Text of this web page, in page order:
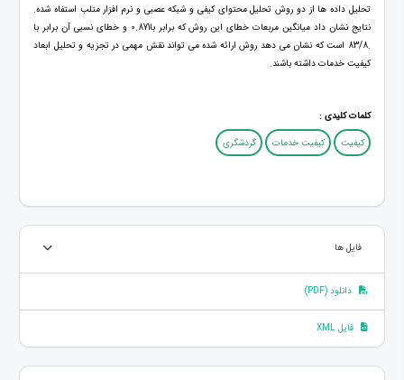
تحلیل داده ها از دو روش تحلیل محتوای کیفی و شبکه عصبی و نرم افزار متلب استفاه شده.
نتایج نشان داد میانگین مربعات خطای این روش که برابر با0.871 و خطای نسبی آن برابر با
.83/8 است که نشان می دهد روش ارائه شده می تواند نقش مهمی در تجزیه و تحلیل ابعاد
کیفیت خدمات داشته باشند.
کلمات کلیدی :
کیفیت
کیفیت خدمات گردشگری
فایل ها
دانلود (PDF)
فایل XML